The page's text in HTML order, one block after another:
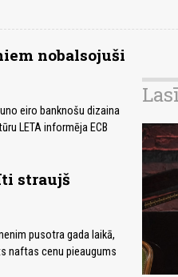
nobalsojuši
eiro banknošu dizaina
LETA informēja ECB
straujš
pusotra gada laikā,
naftas cenu pieaugums